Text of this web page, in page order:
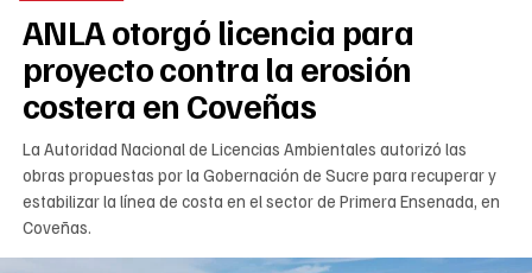
ANLA otorgó licencia para
proyecto contra la erosión
costera en Coveñas
La Autoridad Nacional de Licencias Ambientales autorizó las
obras propuestas por la Gobernación de Sucre para recuperar y
estabilizar la línea de costa en el sector de Primera Ensenada, en
Coveñas.